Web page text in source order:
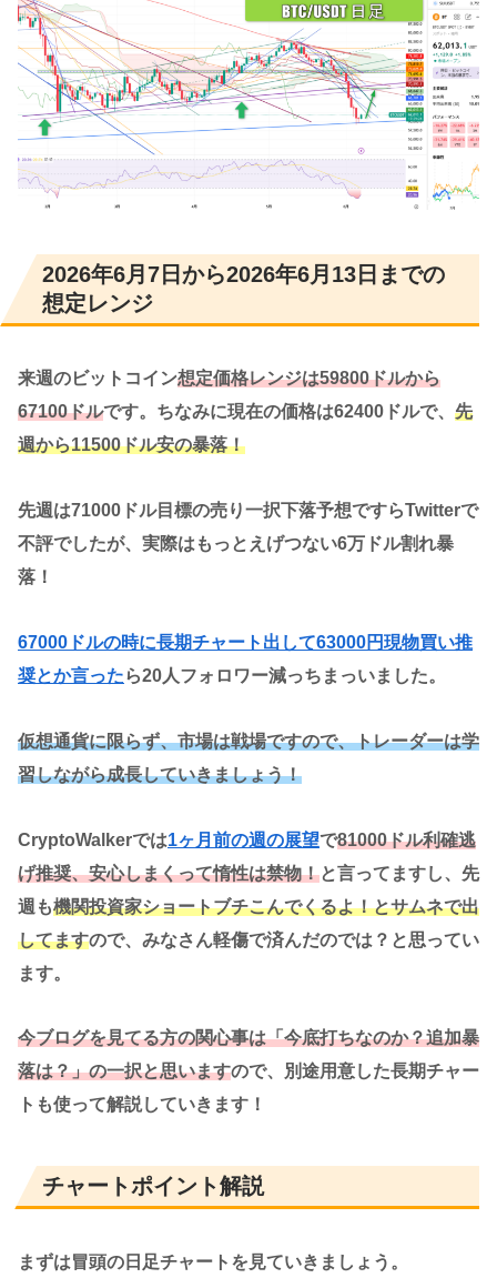
2026年6月7日から2026年6月13日までの
想定レンジ
来週のビットコイン想定価格レンジは59800ドルから
67100ドルです。ちなみに現在の価格は62400ドルで、 先
週から11500ドル安の暴落！
先週は71000ドル目標の売り一択下落予想ですらTwitterで
不評でしたが、実際はもっとえげつない6万ドル割れ暴
落！
67000ドルの時に長期チャート出して63000円現物買い推
奨とか言ったら20人フォロワー減っちまっいました。
仮想通貨に限らず、市場は戦場ですので、トレーダーは学
習しながら成長していきましょう！
CryptoWalkerでは1ヶ月前の週の展望で81000ドル利確逃
げ推奨、安心しまくって惰性は禁物！と言ってますし、先
週も機関投資家ショートブチこんでくるよ！とサムネで出
してますので、みなさん軽傷で済んだのでは？と思ってい
ます。
今ブログを見てる方の関心事は「今底打ちなのか？追加暴
落は？」の一択と思いますので、別途用意した長期チャー
トも使って解説していきます！
チャートポイント解説
まずは冒頭の日足チャートを見ていきましょう。